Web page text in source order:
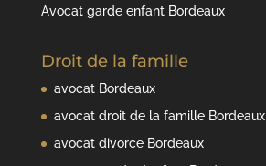
Avocat garde enfant Bordeaux
Droit de la famille
avocat Bordeaux
avocat droit de la famille Bordeaux
avocat divorce Bordeaux